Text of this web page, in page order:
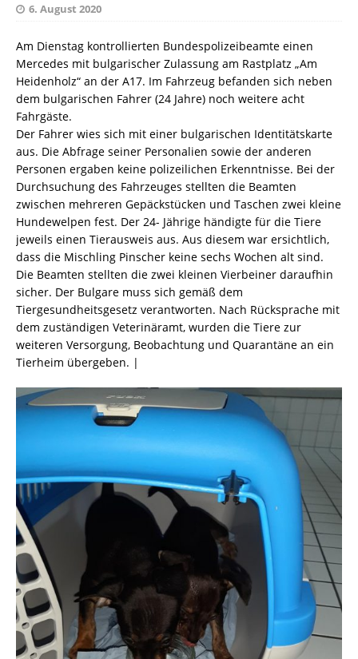
6. August 2020
Am Dienstag kontrollierten Bundespolizeibeamte einen
Mercedes mit bulgarischer Zulassung am Rastplatz „Am
Heidenholz“ an der A17. Im Fahrzeug befanden sich neben
dem bulgarischen Fahrer (24 Jahre) noch weitere acht
Fahrgäste.
Der Fahrer wies sich mit einer bulgarischen Identitätskarte
aus. Die Abfrage seiner Personalien sowie der anderen
Personen ergaben keine polizeilichen Erkenntnisse. Bei der
Durchsuchung des Fahrzeuges stellten die Beamten
zwischen mehreren Gepäckstücken und Taschen zwei kleine
Hundewelpen fest. Der 24- Jährige händigte für die Tiere
jeweils einen Tierausweis aus. Aus diesem war ersichtlich,
dass die Mischling Pinscher keine sechs Wochen alt sind.
Die Beamten stellten die zwei kleinen Vierbeiner daraufhin
sicher. Der Bulgare muss sich gemäß dem
Tiergesundheitsgesetz verantworten. Nach Rücksprache mit
dem zuständigen Veterinäramt, wurden die Tiere zur
weiteren Versorgung, Beobachtung und Quarantäne an ein
Tierheim übergeben. |